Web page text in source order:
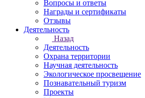
Вопросы и ответы
Награды и сертификаты
Отзывы
Деятельность
Назад
Деятельность
Охрана территории
Научная деятельность
Экологическое просвещение
Познавательный туризм
Проекты